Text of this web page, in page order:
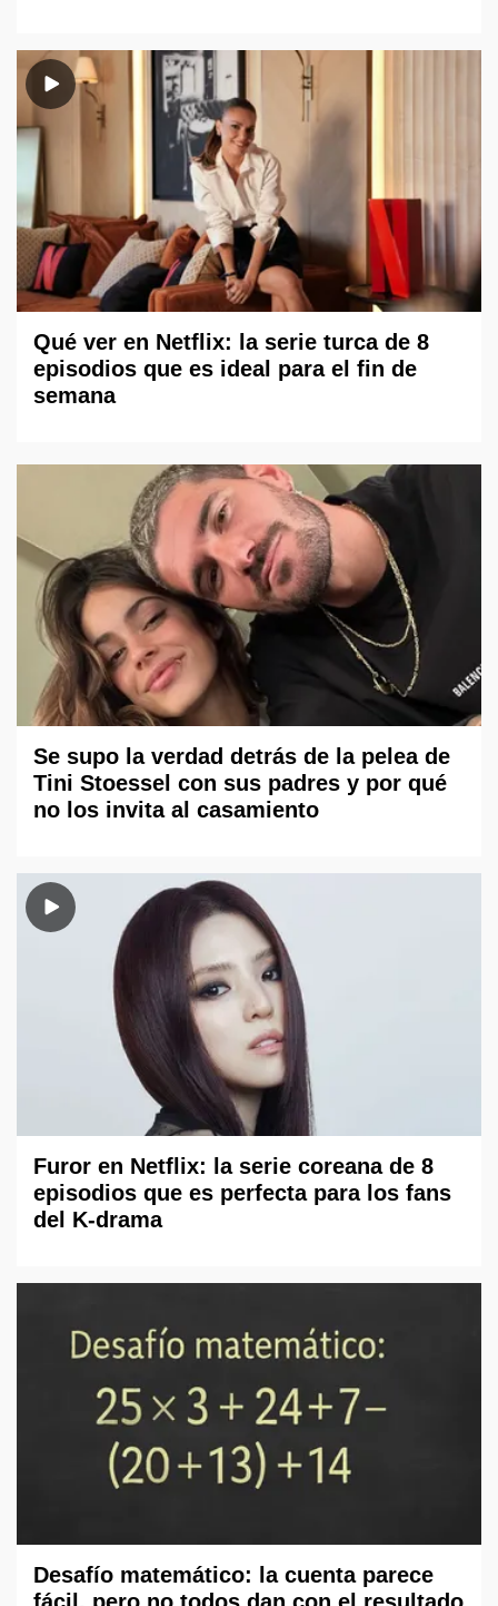
Qué ver en Netflix: la serie turca de 8
episodios que es ideal para el fin de
semana
Se supo la verdad detrás de la pelea de
Tini Stoessel con sus padres y por qué
no los invita al casamiento
Furor en Netflix: la serie coreana de 8
episodios que es perfecta para los fans
del K-drama
Desafío matemático: la cuenta parece